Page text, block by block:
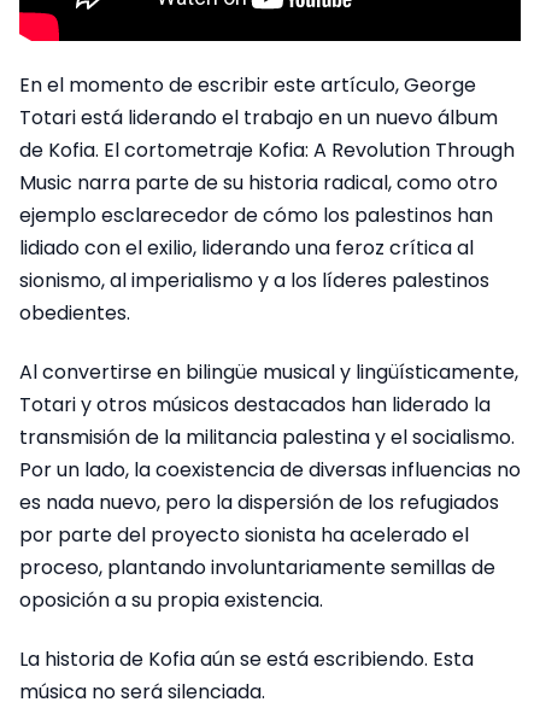
En el momento de escribir este artículo, George
Totari está liderando el trabajo en un nuevo álbum
de Kofia. El cortometraje Kofia: A Revolution Through
Music narra parte de su historia radical, como otro
ejemplo esclarecedor de cómo los palestinos han
lidiado con el exilio, liderando una feroz crítica al
sionismo, al imperialismo y a los líderes palestinos
obedientes.
Al convertirse en bilingüe musical y lingüísticamente,
Totari y otros músicos destacados han liderado la
transmisión de la militancia palestina y el socialismo.
Por un lado, la coexistencia de diversas influencias no
es nada nuevo, pero la dispersión de los refugiados
por parte del proyecto sionista ha acelerado el
proceso, plantando involuntariamente semillas de
oposición a su propia existencia.
La historia de Kofia aún se está escribiendo. Esta
música no será silenciada.